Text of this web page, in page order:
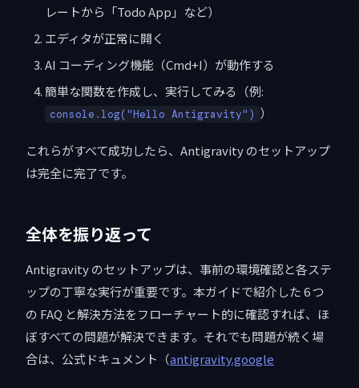
レートから「Todo App」など）
エディタが正常に開く
AI コーディング機能（Cmd+I）が動作する
簡単な関数を作成し、実行してみる（例:
console.log("Hello Antigravity") ）
これらがすべて成功したら、Antigravity のセットアップ
は完全に完了です。
全体を振り返って
Antigravity のセットアップは、事前の環境確認と各ステ
ップの丁寧な実行が重要です。本ガイドで紹介した 6 つ
の FAQ と解決方法をフローチャート的に確認すれば、ほ
ぼすべての問題が解決できます。それでも問題が続く場
合は、公式ドキュメント（antigravity.google